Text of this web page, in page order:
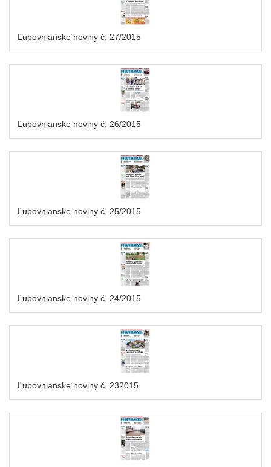
Ľubovnianske noviny č. 27/2015
Ľubovnianske noviny č. 26/2015
Ľubovnianske noviny č. 25/2015
Ľubovnianske noviny č. 24/2015
Ľubovnianske noviny č. 232015